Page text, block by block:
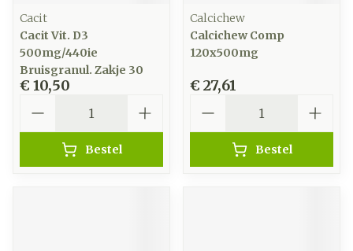
Cacit
Cacit Vit. D3
500mg/440ie
Bruisgranul. Zakje 30
€ 10,50
Bestel
Calcichew
Calcichew Comp
120x500mg
€ 27,61
Bestel